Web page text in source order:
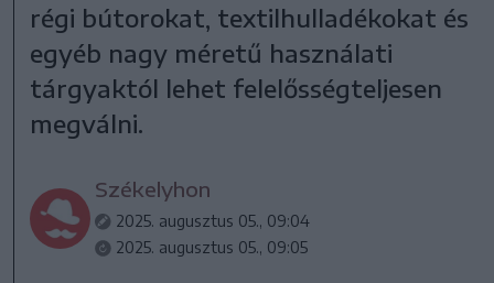
régi bútorokat, textilhulladékokat és
egyéb nagy méretű használati
tárgyaktól lehet felelősségteljesen
megválni.
Székelyhon
2025. augusztus 05., 09:04
2025. augusztus 05., 09:05